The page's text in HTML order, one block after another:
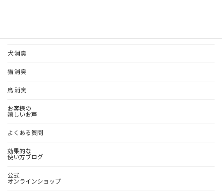
犬 消臭
猫 消臭
鳥 消臭
お客様の
嬉しいお声
よくある質問
効果的な
使い方ブログ
公式
オンラインショップ